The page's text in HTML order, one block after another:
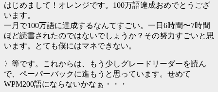
はじめまして！オレンジです。100万語達成おめでとうござ
います。
一月で100万語に達成するなんてすごい。一日6時間〜7時間
ほど読書されたのではないでしょうか？その努力すごいと思
います。とても僕にはマネできない。
〉等です。これからは、もう少しグレードリーダーを読ん
で、ペーパーバックに進もうと思っています。せめて
WPM200語にならないかなぁ・・・